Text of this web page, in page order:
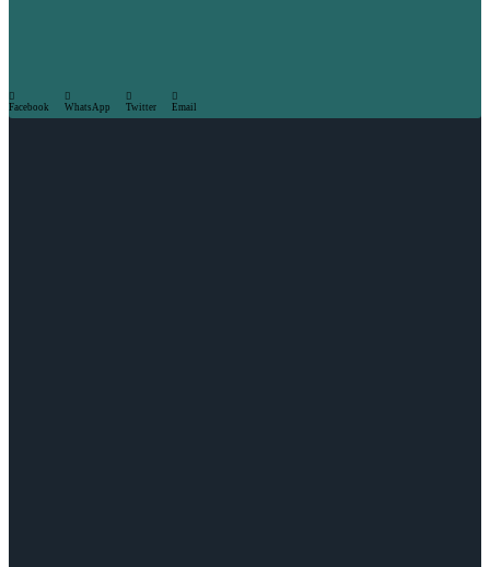
Facebook WhatsApp Twitter Email